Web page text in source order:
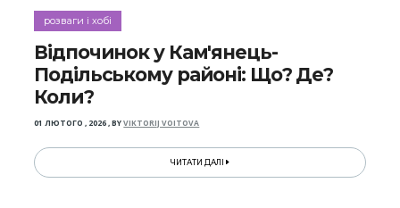
розваги і хобі
Відпочинок у Кам'янець-
Подільському районі: Що? Де?
Коли?
01 ЛЮТОГО , 2026,BYVIKTORIJ VOITOVA
ЧИТАТИ ДАЛІ